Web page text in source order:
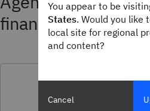
finanzas
You appear to be
States. Would you like
local site for regional
and content?
Cancel